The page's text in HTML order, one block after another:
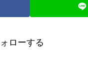
ローする